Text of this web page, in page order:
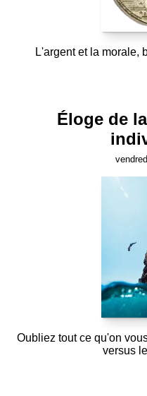
L'argent et la morale,
Éloge de
Oubliez tout ce qu'on
versus